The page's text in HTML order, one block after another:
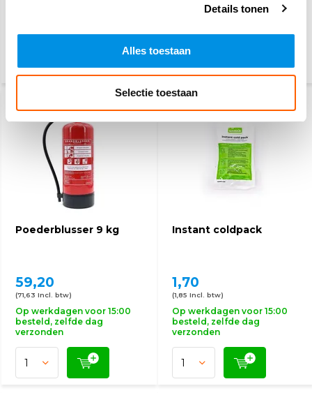
Details tonen
Alles toestaan
Selectie toestaan
Op werkdagen voor 15:00
Poederblusser 9 kg
59,20
(71,63 Incl. btw)
Op werkdagen voor 15:00
besteld, zelfde dag
verzonden
Instant coldpack
1,70
(1,85 Incl. btw)
Op werkdagen voor 15:00
besteld, zelfde dag
verzonden